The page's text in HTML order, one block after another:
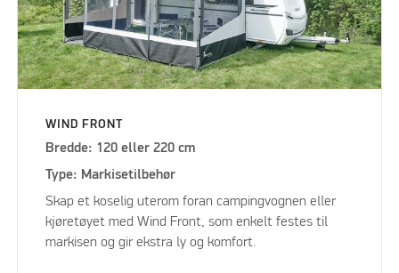
WIND FRONT
Bredde: 120 eller 220 cm
Type: Markisetilbehør
Skap et koselig uterom foran campingvognen eller
kjøretøyet med Wind Front, som enkelt festes til
markisen og gir ekstra ly og komfort.